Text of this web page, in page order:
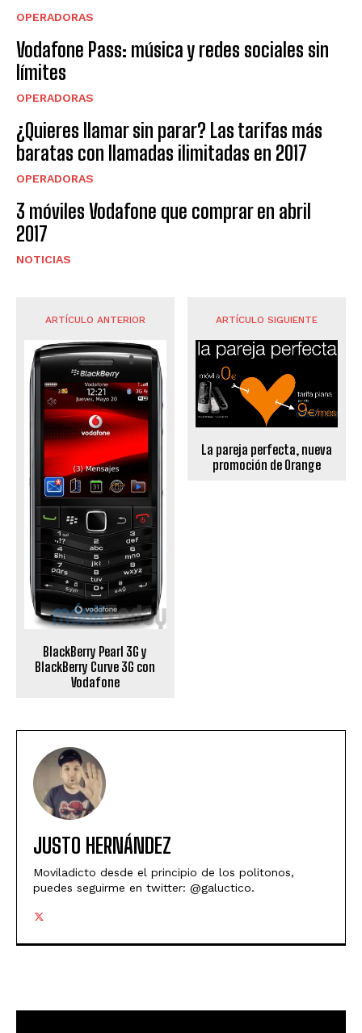
OPERADORAS
Vodafone Pass: música y redes sociales sin
límites
OPERADORAS
¿Quieres llamar sin parar? Las tarifas más
baratas con llamadas ilimitadas en 2017
OPERADORAS
3 móviles Vodafone que comprar en abril
2017
NOTICIAS
ARTÍCULO ANTERIOR
BlackBerry Pearl 3G y
BlackBerry Curve 3G con
Vodafone
ARTÍCULO SIGUIENTE
La pareja perfecta, nueva
promoción de Orange
JUSTO HERNÁNDEZ
Moviladicto desde el principio de los politonos,
puedes seguirme en twitter: @galuctico.